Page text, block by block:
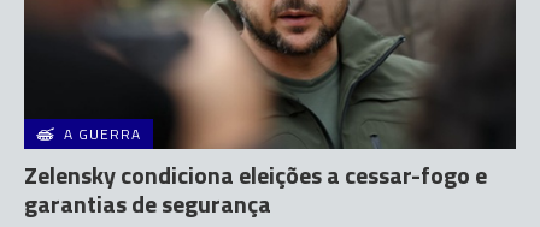
A GUERRA
Zelensky condiciona eleições a cessar-fogo e
garantias de segurança